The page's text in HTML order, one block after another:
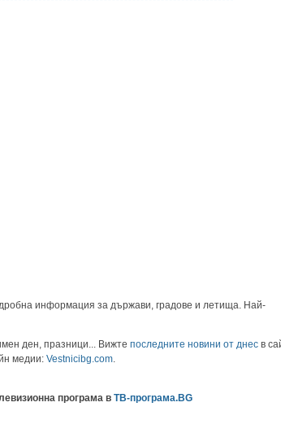
информация за държави, градове и летища. Най-
ден, празници... Вижте последните новини от днес в
медии: Vestnicibg.com
програма в ТВ-програма.BG